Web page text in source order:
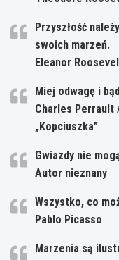
Przyszłość
swoich marzeń.
Eleanor
Miej odwagę i
Charles Perrault
„Kopciuszka”
Gwiazdy nie
Autor nieznany
Wszystko, co
Pablo Picasso
Marzenia są